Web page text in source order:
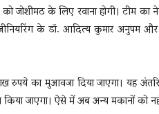
जोशीमठ के लिए रवाना होगी। टीम का
के डॉ. आदित्य कुमार अनुपम
रुपये का मुआवजा दिया जाएगा। यह
जाएगा। ऐसे में अब अन्य मकानों को